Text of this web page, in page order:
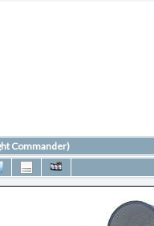
Commander)